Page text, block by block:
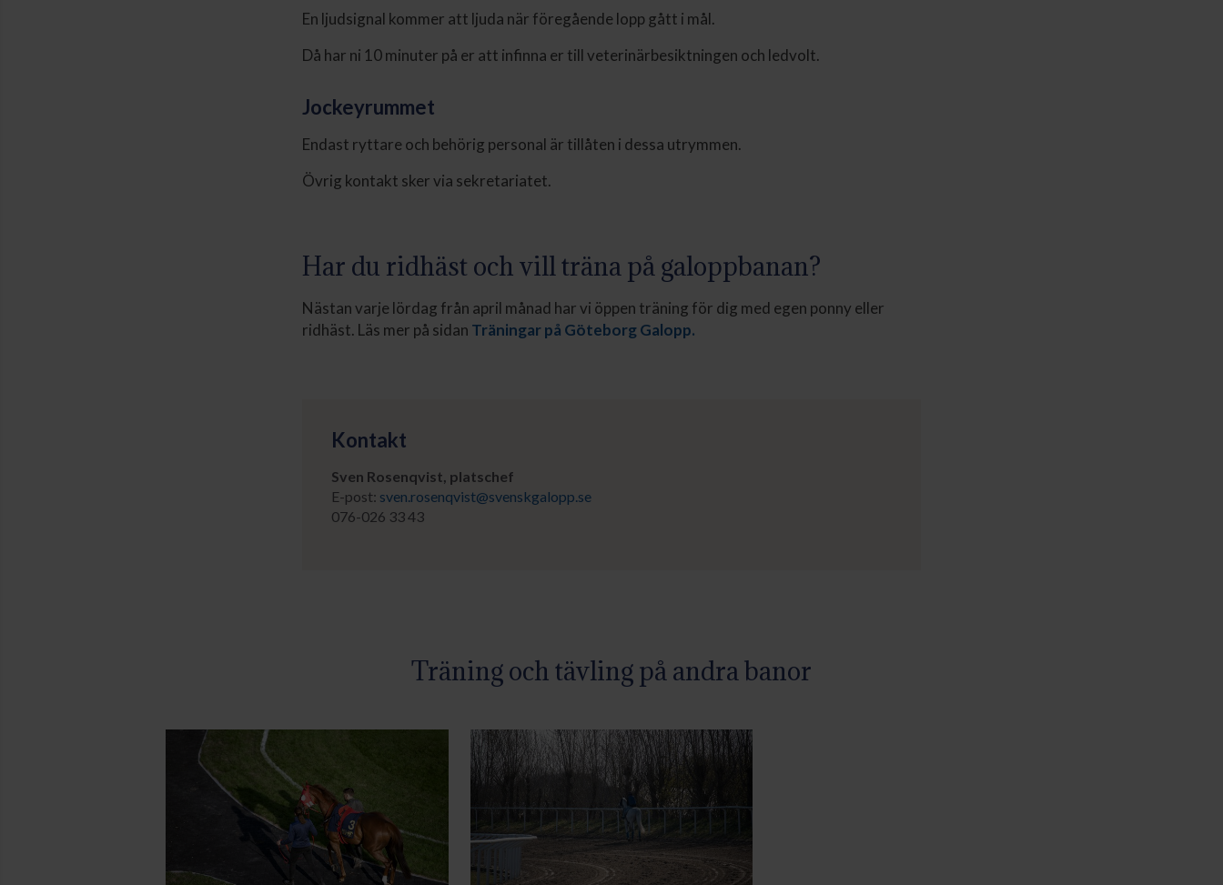
En ljudsignal kommer att ljuda när föregående lopp gått i mål.
Då har ni 10 minuter på er att infinna er till veterinärbesiktningen och ledvolt.
Jockeyrummet
Endast ryttare och behörig personal är tillåten i dessa utrymmen.
Övrig kontakt sker via sekretariatet.
Har du ridhäst och vill träna på galoppbanan?
Nästan varje lördag från april månad har vi öppen träning för dig med egen ponny eller
ridhäst. Läs mer på sidan Träningar på Göteborg Galopp.
Kontakt
Sven Rosenqvist, platschef
E-post: sven.rosenqvist@svenskgalopp.se
076-026 33 43
Träning och tävling på andra banor